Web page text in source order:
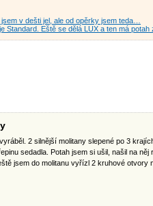
v dešti jel, ale od opěrky jsem teda…
Standard. Eště se dělá LUX a ten má potah
2 silnější molitany slepené po 3
sedadla. Potah jsem si ušil, našil na
jsem do molitanu vyřízl 2 kruhové otvory